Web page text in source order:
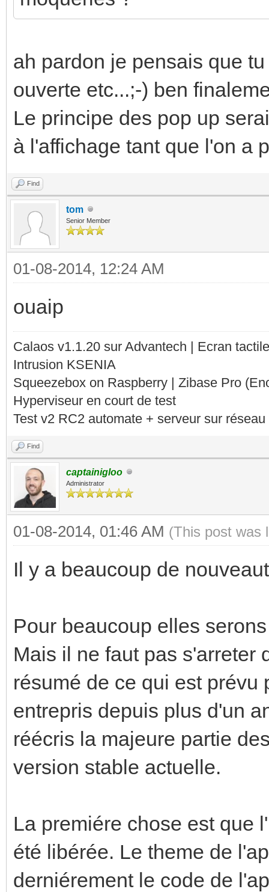
ah pardon je pensais que
ouverte etc...;-) ben
Le principe des pop up
à l'affichage tant que l'on a
Find
tom
Senior Member
01-08-2014, 12:24 AM
ouaip
Calaos v1.1.20 sur Advantech | Ecran
Intrusion KSENIA
Squeezebox on Raspberry | Zibase Pro
Hyperviseur en court de test
Test v2 RC2 automate + serveur sur
Find
captainigloo
Administrator
01-08-2014, 01:46 AM (This post was
Il y a beaucoup de
Pour beaucoup elles
Mais il ne faut pas s'arreter
résumé de ce qui est prévu
entrepris depuis plus d'un
réécris la majeure partie
version stable actuelle.
La premiére chose est que
été libérée. Le theme de
derniérement le code de